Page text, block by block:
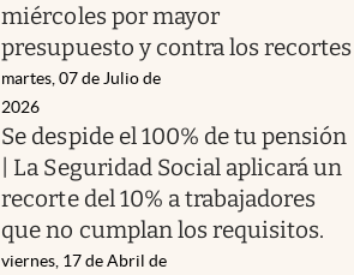
miércoles por mayor
presupuesto y contra los recortes
martes, 07 de Julio de
2026
Se despide el 100% de tu pensión
| La Seguridad Social aplicará un
recorte del 10% a trabajadores
que no cumplan los requisitos.
viernes, 17 de Abril de